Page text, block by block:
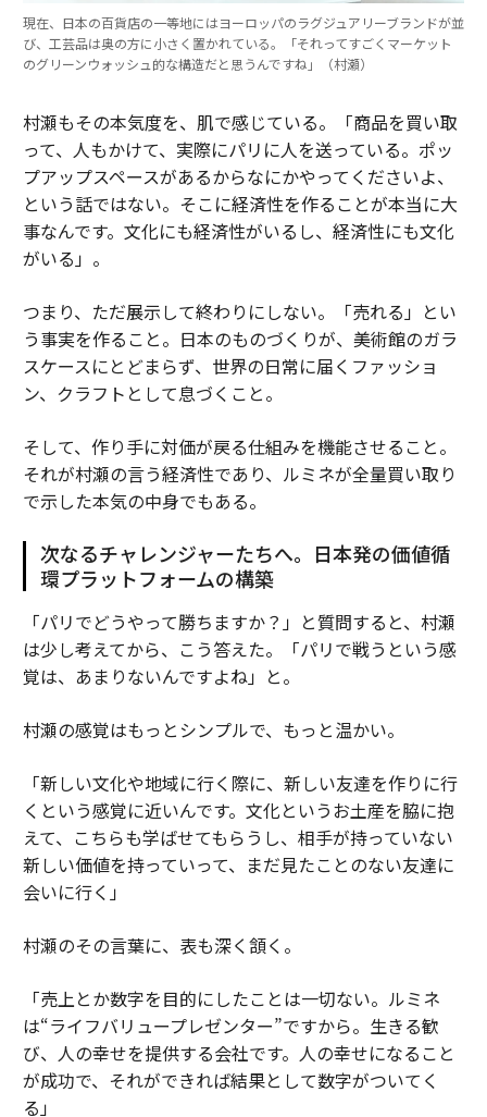
現在、日本の百貨店の一等地にはヨーロッパのラグジュアリーブランドが並
び、工芸品は奥の方に小さく置かれている。「それってすごくマーケット
のグリーンウォッシュ的な構造だと思うんですね」（村瀬）
村瀬もその本気度を、肌で感じている。「商品を買い取
って、人もかけて、実際にパリに人を送っている。ポッ
プアップスペースがあるからなにかやってくださいよ、
という話ではない。そこに経済性を作ることが本当に大
事なんです。文化にも経済性がいるし、経済性にも文化
がいる」。
つまり、ただ展示して終わりにしない。「売れる」とい
う事実を作ること。日本のものづくりが、美術館のガラ
スケースにとどまらず、世界の日常に届くファッショ
ン、クラフトとして息づくこと。
そして、作り手に対価が戻る仕組みを機能させること。
それが村瀬の言う経済性であり、ルミネが全量買い取り
で示した本気の中身でもある。
次なるチャレンジャーたちへ。日本発の価値循
環プラットフォームの構築
「パリでどうやって勝ちますか？」と質問すると、村瀬
は少し考えてから、こう答えた。「パリで戦うという感
覚は、あまりないんですよね」と。
村瀬の感覚はもっとシンプルで、もっと温かい。
「新しい文化や地域に行く際に、新しい友達を作りに行
くという感覚に近いんです。文化というお土産を脇に抱
えて、こちらも学ばせてもらうし、相手が持っていない
新しい価値を持っていって、まだ見たことのない友達に
会いに行く」
村瀬のその言葉に、表も深く頷く。
「売上とか数字を目的にしたことは一切ない。ルミネ
は“ライフバリュープレゼンター”ですから。生きる歓
び、人の幸せを提供する会社です。人の幸せになること
が成功で、それができれば結果として数字がついてく
る」